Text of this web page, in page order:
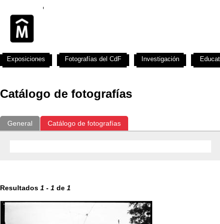
Catálogo de fotografías
General Catálogo de fotografías
Resultados 1 - 1 de 1
Exposiciones Fotografías del CdF Investigación